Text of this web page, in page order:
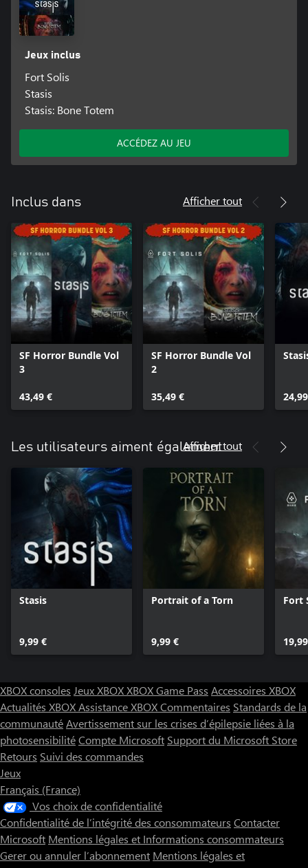
Jeux inclus
Fort Solis
Stasis
Stasis: Bone Totem
ACCÉDEZ AU JEU
Inclus dans Afficher tout
SF Horror Bundle Vol
3
43,49 €
SF Horror Bundle Vol
2
35,49 €
Les utilisateurs aiment également
Afficher tout
Stasis
9,99 €
Portrait of a Torn
9,99 €
Fort
XBOX consoles Jeux XBOXXBOX Game Pass Accessoires XBOX
Actualités XBOXAssistance XBOXCommentaires Standards de la
communautéAvertissement sur les crises d’épilepsie liées à la
photosensibilitéCompte Microsoft Support du Microsoft Store
Retours Suivi des commandes
Jeux
Français (France)
Vos choix de confidentialité
Confidentialité de l’intégrité des consommateurs Contacter
Microsoft Mentions légales et Informations consommateurs
Gerer ou annuler l’abonnement Mentions légales et